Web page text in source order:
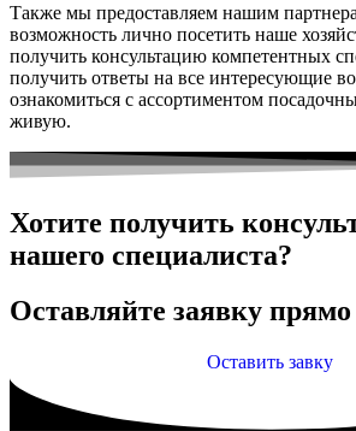
Также мы предоставляем нашим
возможность лично посетить наше
получить консультацию компетентных
получить ответы на все интересующие
ознакомиться с ассортиментом
живую.
Хотите получить
нашего специалиста?
Оставляйте заявку прямо
Оставить завку